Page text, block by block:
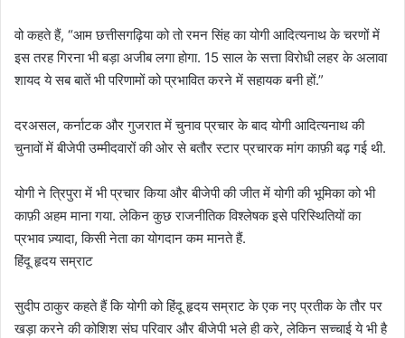
वो कहते हैं, “आम छत्तीसगढ़िया को तो रमन सिंह का योगी आदित्यनाथ के चरणों में
इस तरह गिरना भी बड़ा अजीब लगा होगा. 15 साल के सत्ता विरोधी लहर के अलावा
शायद ये सब बातें भी परिणामों को प्रभावित करने में सहायक बनी हों.”
दरअसल, कर्नाटक और गुजरात में चुनाव प्रचार के बाद योगी आदित्यनाथ की
चुनावों में बीजेपी उम्मीदवारों की ओर से बतौर स्टार प्रचारक मांग काफ़ी बढ़ गई थी.
योगी ने त्रिपुरा में भी प्रचार किया और बीजेपी की जीत में योगी की भूमिका को भी
काफ़ी अहम माना गया. लेकिन कुछ राजनीतिक विश्लेषक इसे परिस्थितियों का
प्रभाव ज़्यादा, किसी नेता का योगदान कम मानते हैं.
हिंदू हृदय सम्राट
सुदीप ठाकुर कहते हैं कि योगी को हिंदू हृदय सम्राट के एक नए प्रतीक के तौर पर
खड़ा करने की कोशिश संघ परिवार और बीजेपी भले ही करे, लेकिन सच्चाई ये भी है